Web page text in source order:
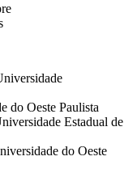
do Oeste Paulista
Estadual de
do Oeste